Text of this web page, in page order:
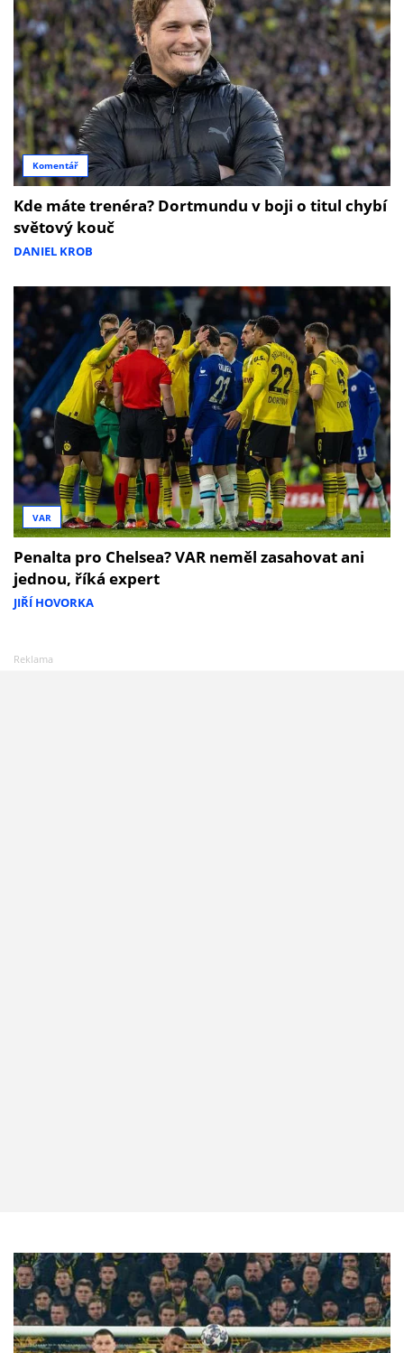
Komentář
Kde máte trenéra? Dortmundu v boji o titul chybí
světový kouč
DANIEL KROB
VAR
Penalta pro Chelsea? VAR neměl zasahovat ani
jednou, říká expert
JIŘÍ HOVORKA